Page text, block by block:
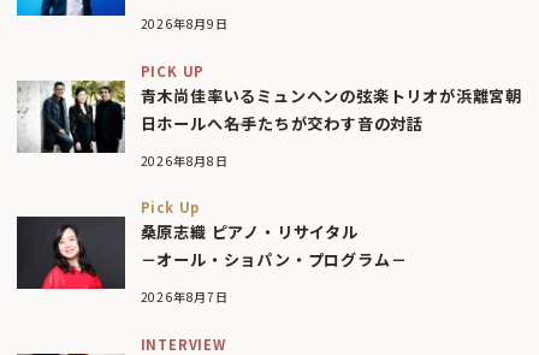
2026年8月9日
PICK UP
青木尚佳率いるミュンヘンの弦楽トリオが浜離宮朝
日ホールへ――名手たちが交わす音の対話
2026年8月8日
Pick Up
桑原志織 ピアノ・リサイタル
－オール・ショパン・プログラム－
2026年8月7日
INTERVIEW